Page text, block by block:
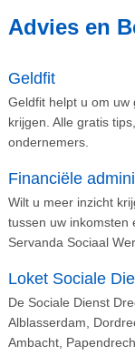
Advies en
Geldfit
Geldfit helpt u om uw
krijgen. Alle gratis
ondernemers.
Financiële
Wilt u meer inzicht
tussen uw inkomsten
Servanda Sociaal
Loket Sociale
De Sociale Dienst
Alblasserdam,
Ambacht,